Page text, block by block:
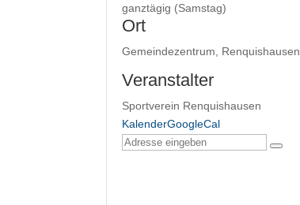
ganztägig (Samstag)
Ort
Gemeindezentrum, Renquishausen
Veranstalter
Sportverein Renquishausen
KalenderGoogleCal